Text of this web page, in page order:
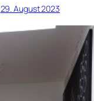
29. August 2023